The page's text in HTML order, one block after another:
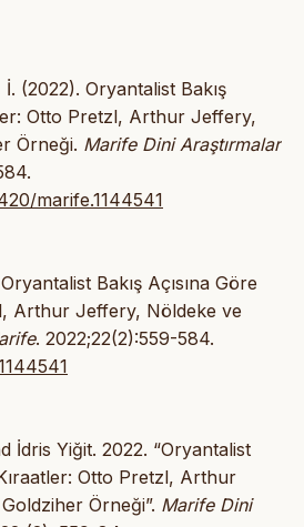
(2022). Oryantalist Bakış
Otto Pretzl, Arthur Jeffery,
Örneği. Marife Dini Araştırmalar
marife.1144541
Bakış Açısına Göre
Arthur Jeffery, Nöldeke ve
. 2022;22(2):559-584.
İdris Yiğit. 2022. “Oryantalist
Otto Pretzl, Arthur
Örneği”. Marife Dini